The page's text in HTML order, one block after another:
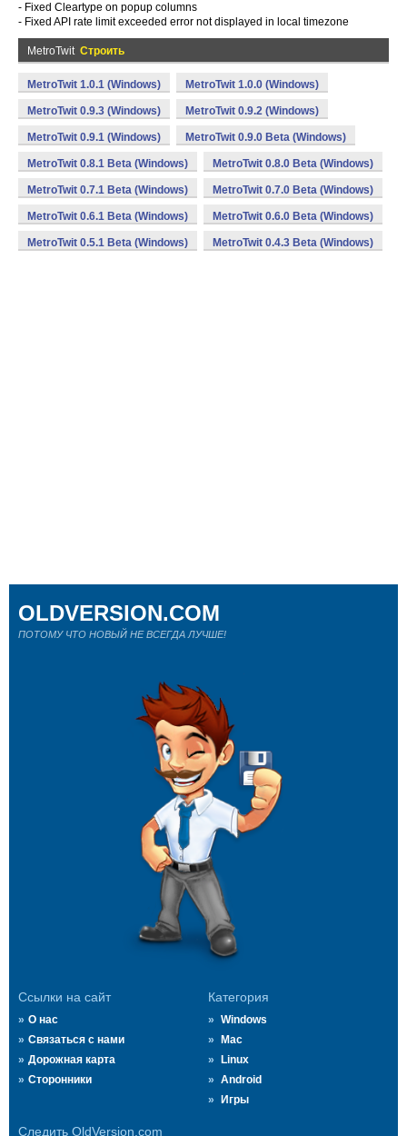
- Fixed Cleartype on popup columns
- Fixed API rate limit exceeded error not displayed in local timezone
MetroTwit Строить
MetroTwit 1.0.1 (Windows) MetroTwit 1.0.0 (Windows)
MetroTwit 0.9.3 (Windows) MetroTwit 0.9.2 (Windows)
MetroTwit 0.9.1 (Windows) MetroTwit 0.9.0 Beta (Windows)
MetroTwit 0.8.1 Beta (Windows) MetroTwit 0.8.0 Beta (Windows)
MetroTwit 0.7.1 Beta (Windows) MetroTwit 0.7.0 Beta (Windows)
MetroTwit 0.6.1 Beta (Windows) MetroTwit 0.6.0 Beta (Windows)
MetroTwit 0.5.1 Beta (Windows) MetroTwit 0.4.3 Beta (Windows)
Ссылки на сайт
О нас
Связаться с нами
Дорожная карта
Сторонники
Категория
Windows
Mac
Linux
Android
Игры
Следить OldVersion.com
OLDVERSION.COM
ПОТОМУ ЧТО НОВЫЙ НЕ ВСЕГДА ЛУЧШЕ!